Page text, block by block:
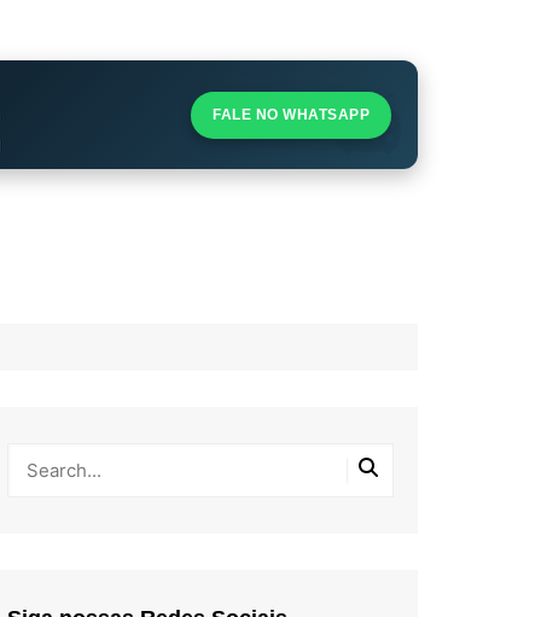
FALE NO WHATSAPP